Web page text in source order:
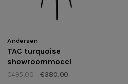
Andersen
TAC turquoise
showroommodel
€495,00 €380,00